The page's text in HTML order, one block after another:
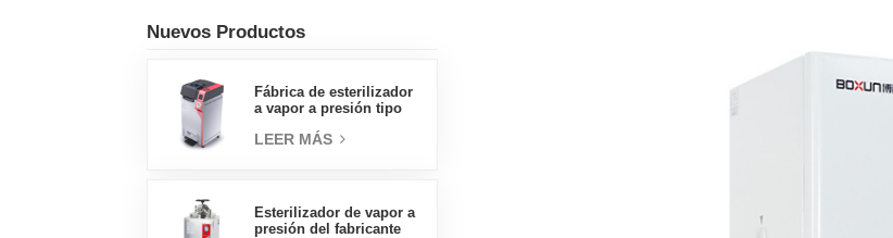
Nuevos Productos
Fábrica de esterilizador
a vapor a presión tipo
pedal tipo insignia de
LEER MÁS
Esterilizador de vapor a
presión del fabricante